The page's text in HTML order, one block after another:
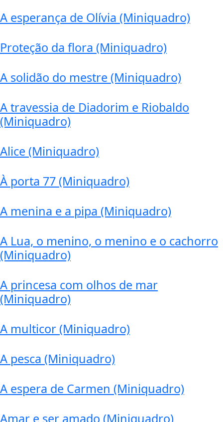
A esperança de Olívia (Miniquadro)
Proteção da flora (Miniquadro)
A solidão do mestre (Miniquadro)
A travessia de Diadorim e Riobaldo
(Miniquadro)
Alice (Miniquadro)
À porta 77 (Miniquadro)
A menina e a pipa (Miniquadro)
A Lua, o menino, o menino e o cachorro
(Miniquadro)
A princesa com olhos de mar
(Miniquadro)
A multicor (Miniquadro)
A pesca (Miniquadro)
A espera de Carmen (Miniquadro)
Amar e ser amado (Miniquadro)